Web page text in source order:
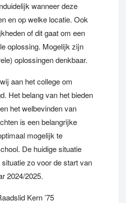
wanneer deze
en op welke locatie. Ook
of dit gaat om een
oplossing. Mogelijk zijn
oplossingen denkbaar.
aan het college om
Het belang van het bieden
het welbevinden van
is een belangrijke
mogelijk te
De huidige situatie
zo voor de start van
2024/2025.
Kern ’75